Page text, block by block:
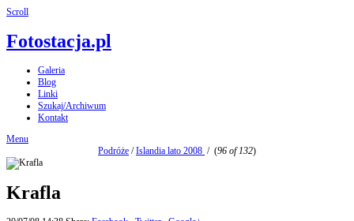
Scroll
Fotostacja.pl
Galeria
Blog
Linki
Szukaj/Archiwum
Kontakt
Menu
Podróże /Islandia lato 2008 / (96 of 132)
Krafla